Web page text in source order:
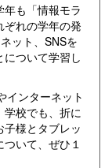
も「情報モラ
ぞれの学年の発
ット、SNSを
ついて学習し
インターネット
校でも、折に
様とタブレッ
いて、ぜひ１